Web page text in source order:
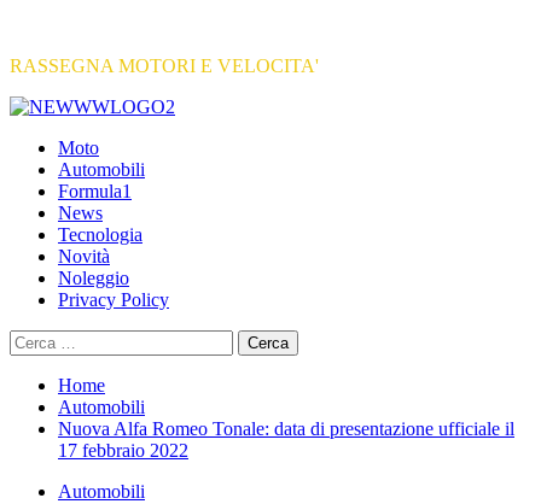
RASSEGNA MOTORI E VELOCITA'
Primary
Moto
Automobili
Formula1
News
Tecnologia
Novità
Noleggio
Privacy Policy
Ricerca
per:
Home
Automobili
Nuova Alfa Romeo Tonale: data di presentazione ufficiale il
17 febbraio 2022
Automobili